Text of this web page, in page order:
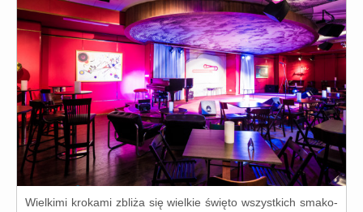
Wielkimi kro­ka­mi zbli­ża się wiel­kie świę­to wszyst­kich sma­ko­